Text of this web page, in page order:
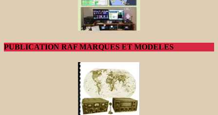
PUBLICATION RAF MARQUES ET MODELES